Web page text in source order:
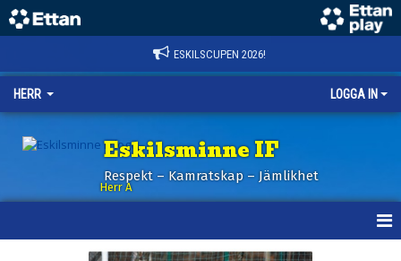
ESKILSCUPEN 2026!
HERR LOGGA IN
Eskilsminne IF
Respekt – Kamratskap – Jämlikhet
Herr A